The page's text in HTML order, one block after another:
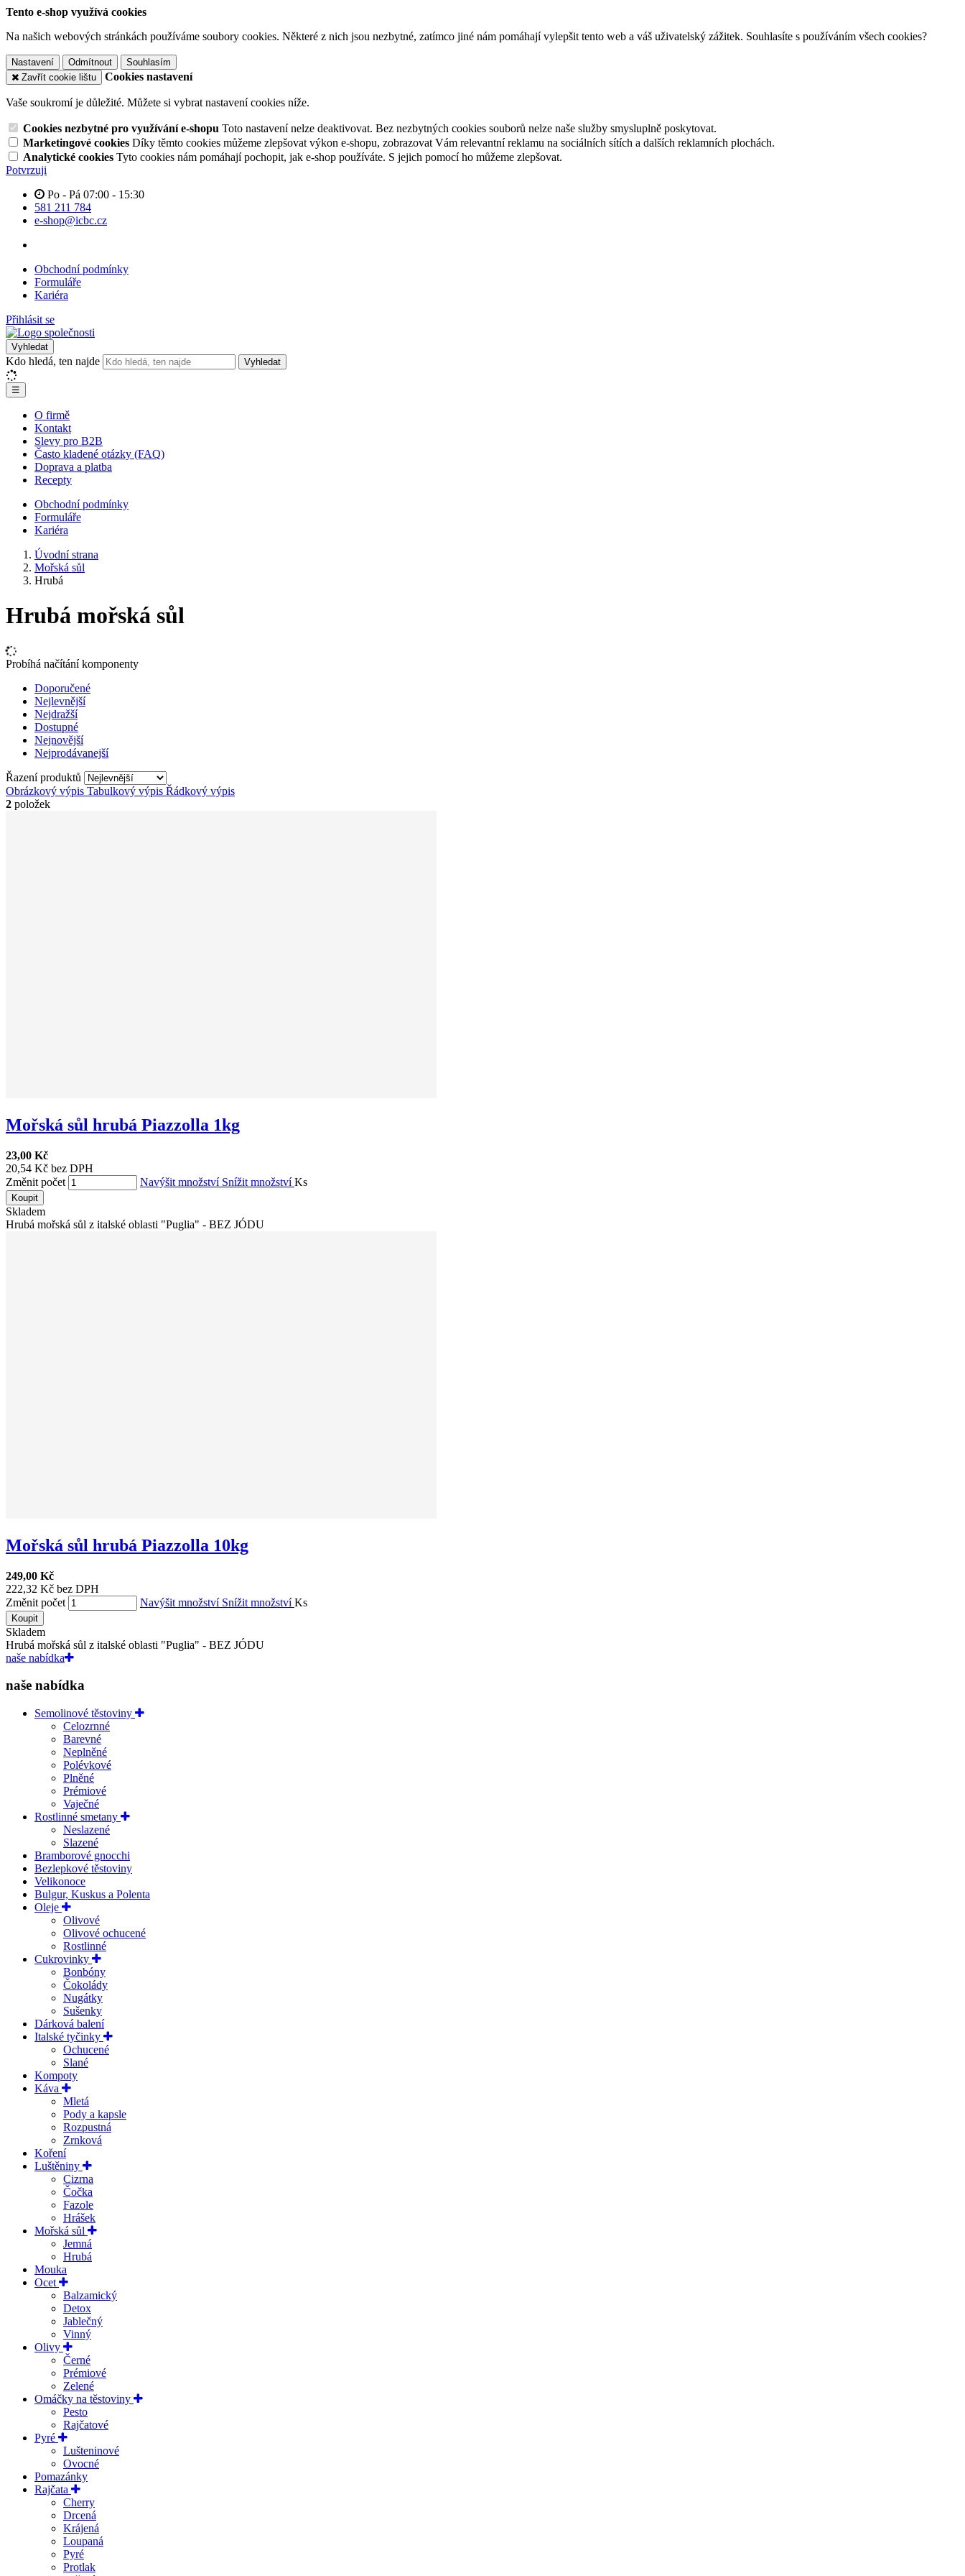
Tento e-shop využívá cookies
Na našich webových stránkách používáme soubory cookies. Některé z nich jsou nezbytné, zatímco jiné nám pomáhají vylepšit tento web a váš uživatelský zážitek. Souhlasíte s používáním všech cookies?
Nastavení Odmítnout
Souhlasím
Zavřít cookie lištu
Cookies nastavení
Vaše soukromí je důležité. Můžete si vybrat nastavení cookies níže.
Cookies nezbytné pro využívání e-shopu Toto nastavení nelze deaktivovat. Bez nezbytných cookies souborů nelze naše služby smysluplně poskytovat.
Marketingové cookies Díky těmto cookies můžeme zlepšovat výkon e-shopu, zobrazovat Vám relevantní reklamu na sociálních sítích a dalších reklamních plochách.
Analytické cookies Tyto cookies nám pomáhají pochopit, jak e-shop používáte. S jejich pomocí ho můžeme zlepšovat.
Potvrzuji
Po - Pá 07:00 - 15:30
581 211 784
e-shop@icbc.cz
Obchodní podmínky
Formuláře
Kariéra
Přihlásit se
Vyhledat
Kdo hledá, ten najde Vyhledat
☰
O firmě
Kontakt
Slevy pro B2B
Často kladené otázky (FAQ)
Doprava a platba
Recepty
Obchodní podmínky
Formuláře
Kariéra
Úvodní strana
Mořská sůl
Hrubá
Hrubá mořská sůl
Probíhá načítání komponenty
Doporučené
Nejlevnější
Nejdražší
Dostupné
Nejnovější
Nejprodávanejší
Řazení produktů
Obrázkový výpis Tabulkový výpis Řádkový výpis
2 položek
Mořská sůl hrubá Piazzolla 1kg
23,00 Kč
20,54 Kč bez DPH
Změnit počet
Navýšit množství Snížit množstvíKs
Koupit
Skladem
Hrubá mořská sůl z italské oblasti "Puglia" - BEZ JÓDU
Mořská sůl hrubá Piazzolla 10kg
249,00 Kč
222,32 Kč bez DPH
Změnit počet
Navýšit množství Snížit množstvíKs
Koupit
Skladem
Hrubá mořská sůl z italské oblasti "Puglia" - BEZ JÓDU
naše nabídka
naše nabídka
Semolinové těstoviny
Celozrnné
Barevné
Neplněné
Polévkové
Plněné
Prémiové
Vaječné
Rostlinné smetany
Neslazené
Slazené
Bramborové gnocchi
Bezlepkové těstoviny
Velikonoce
Bulgur, Kuskus a Polenta
Oleje
Olivové
Olivové ochucené
Rostlinné
Cukrovinky
Bonbóny
Čokolády
Nugátky
Sušenky
Dárková balení
Italské tyčinky
Ochucené
Slané
Kompoty
Káva
Mletá
Pody a kapsle
Rozpustná
Zrnková
Koření
Luštěniny
Cizrna
Čočka
Fazole
Hrášek
Mořská sůl
Jemná
Hrubá
Mouka
Ocet
Balzamický
Detox
Jablečný
Vinný
Olivy
Černé
Prémiové
Zelené
Omáčky na těstoviny
Pesto
Rajčatové
Pyré
Lušteninové
Ovocné
Pomazánky
Rajčata
Cherry
Drcená
Krájená
Loupaná
Pyré
Protlak